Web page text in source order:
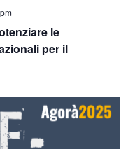
le
per il